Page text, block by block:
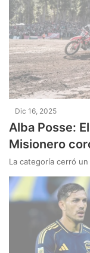
Dic 16, 2025
Alba Posse:
Misionero
La categoría cerró